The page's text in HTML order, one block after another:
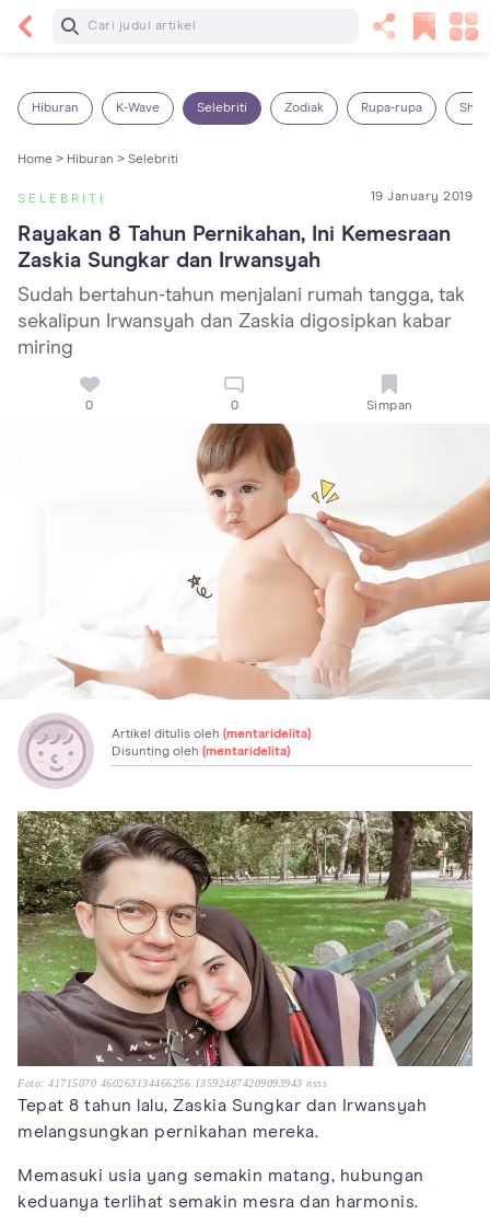
Baca Selanjutnya
Hiburan K-Wave Selebriti Zodiak Rupa-rupa
Home > Hiburan > Selebriti
SELEBRITI 19 January 2019
Rayakan 8 Tahun Pernikahan, Ini Kemesraan
Zaskia Sungkar dan Irwansyah
Sudah bertahun-tahun menjalani rumah tangga, tak
sekalipun Irwansyah dan Zaskia digosipkan kabar
miring
0 0 Simpan
Artikel ditulis oleh (mentaridelita)
Disunting oleh (mentaridelita)
Foto: 41715070 460263134466256 135924874209093943 nsss
Tepat 8 tahun lalu, Zaskia Sungkar dan Irwansyah
melangsungkan pernikahan mereka.
Memasuki usia yang semakin matang, hubungan
keduanya terlihat semakin mesra dan harmonis.